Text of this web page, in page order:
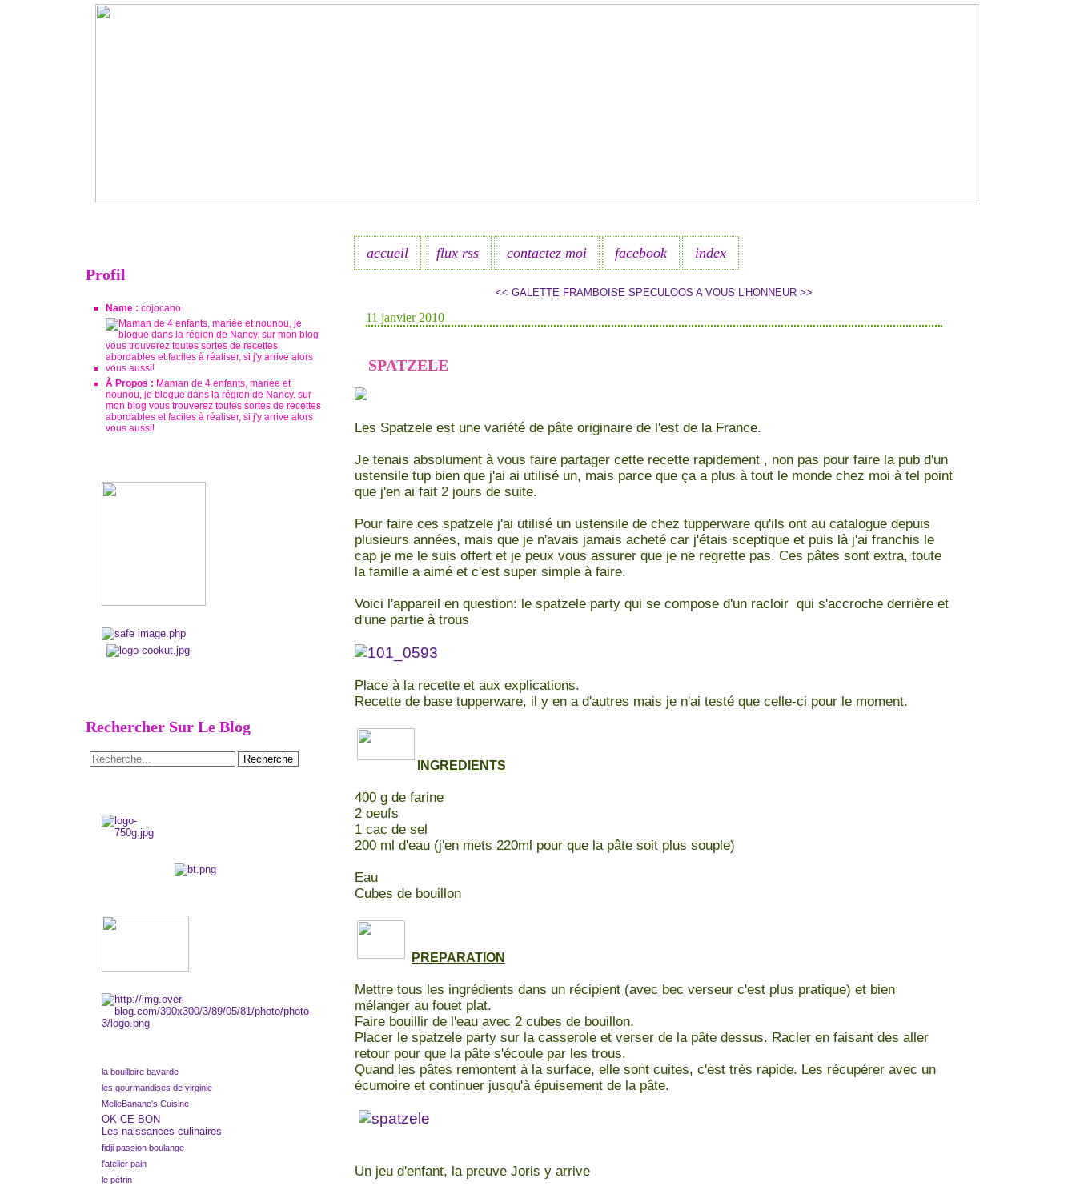
Profil
Name : cojocano
À Propos : Maman de 4 enfants, mariée et
nounou, je blogue dans la région de Nancy. sur
mon blog vous trouverez toutes sortes de recettes
abordables et faciles à réaliser, si j'y arrive alors
vous aussi!
Rechercher Sur Le Blog
la bouilloire bavarde
les gourmandises de virginie
MelleBanane's Cuisine
OK CE BON
Les naissances culinaires
fidji passion boulange
l'atelier pain
le pétrin
accueil flux rss contactez moi facebook index
<< GALETTE FRAMBOISE SPECULOOS A VOUS L'HONNEUR >>
11 janvier 2010
SPATZELE
Les Spatzele est une variété de pâte originaire de l'est de la France.
Je tenais absolument à vous faire partager cette recette rapidement , non pas pour faire la pub d'un
ustensile tup bien que j'ai ai utilisé un, mais parce que ça a plus à tout le monde chez moi à tel point
que j'en ai fait 2 jours de suite.
Pour faire ces spatzele j'ai utilisé un ustensile de chez tupperware qu'ils ont au catalogue depuis
plusieurs années, mais que je n'avais jamais acheté car j'étais sceptique et puis là j'ai franchis le
cap je me le suis offert et je peux vous assurer que je ne regrette pas. Ces pâtes sont extra, toute
la famille a aimé et c'est super simple à faire.
Voici l'appareil en question: le spatzele party qui se compose d'un racloir qui s'accroche derrière et
d'une partie à trous
Place à la recette et aux explications.
Recette de base tupperware, il y en a d'autres mais je n'ai testé que celle-ci pour le moment.
INGREDIENTS
400 g de farine
2 oeufs
1 cac de sel
200 ml d'eau (j'en mets 220ml pour que la pâte soit plus souple)
Eau
Cubes de bouillon
PREPARATION
Mettre tous les ingrédients dans un récipient (avec bec verseur c'est plus pratique) et bien
mélanger au fouet plat.
Faire bouillir de l'eau avec 2 cubes de bouillon.
Placer le spatzele party sur la casserole et verser de la pâte dessus. Racler en faisant des aller
retour pour que la pâte s'écoule par les trous.
Quand les pâtes remontent à la surface, elle sont cuites, c'est très rapide. Les récupérer avec un
écumoire et continuer jusqu'à épuisement de la pâte.
Un jeu d'enfant, la preuve Joris y arrive